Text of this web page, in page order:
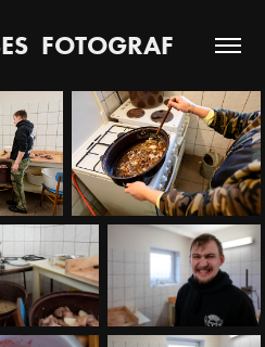
FOTOGRAF